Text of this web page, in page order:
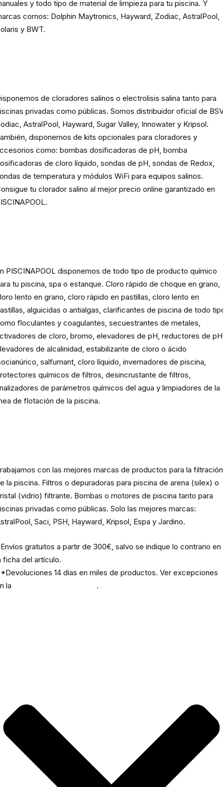
y todo tipo de material de limpieza para tu piscina. Y
comos: Dolphin Maytronics, Hayward, Zodiac, AstralPool,
y BWT.
de cloradores salinos o electrolisis salina tanto para
privadas como públicas. Somos distribuidor oficial de
AstralPool, Hayward, Sugar Valley, Innowater y Kripsol.
disponemos de kits opcionales para cloradores y
como: bombas dosificadoras de pH, bomba
de cloro líquido, sondas de pH, sondas de Redox,
de temperatura y módulos WiFi para equipos salinos.
tu clorador salino al mejor precio online garantizado en
PISCINAPOOL disponemos de todo tipo de producto químico
tu piscina, spa o estanque. Cloro rápido de choque en grano,
lento en grano, cloro rápido en pastillas, cloro lento en
alguicidas o antialgas, clarificantes de piscina de todo
floculantes y coagulantes, secuestrantes de metales,
de cloro, bromo, elevadores de pH, reductores de
de alcalinidad, estabilizante de cloro o ácido
salfumant, cloro líquido, invernadores de piscina,
químicos de filtros, desincrustante de filtros,
de parámetros químicos del agua y limpiadores de la
de flotación de la piscina.
con las mejores marcas de productos para la filtración
la piscina. Filtros o depuradoras para piscina de arena (silex) o
(vidrio) filtrante. Bombas o motores de piscina tanto para
privadas como públicas. Solo las mejores marcas:
Saci, PSH, Hayward, Kripsol, Espa y Jardino.
gratuitos a partir de 300€, salvo se indique lo contrario en
ficha del artículo.
14 días en miles de productos. Ver excepciones
la
.